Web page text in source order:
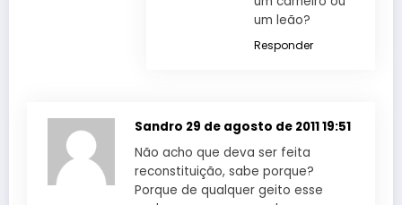
um leão?
Responder
Sandro 29 de agosto de 2011 19:51
Não acho que deva ser feita
reconstituição, sabe porque?
Porque de qualquer geito esse